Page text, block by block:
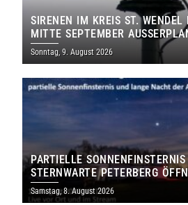
SIRENEN IM KREIS ST. WENDEL
MITTE SEPTEMBER
Sonntag, 9. August 2026
PARTIELLE
STERNWARTE PETERBERG
IHRE TORE
Samstag, 8. August 2026